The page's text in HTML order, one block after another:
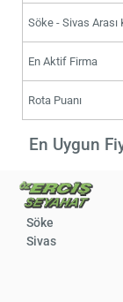
Söke - Sivas Arası
En Aktif Firma
Rota Puanı
En Uygun
Söke
Sivas